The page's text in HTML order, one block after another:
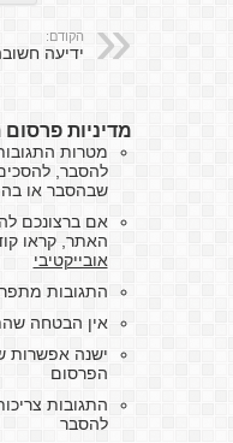
הקודם:
ידיעה
מדיניות
מטרות
להסבר,
שבהסבר או
אם ברצונכם
האתר, קראו
אובייקטיבי
התגובות
אין הבטחה
ישנה אפשרות
הפרסום
התגובות
להסבר